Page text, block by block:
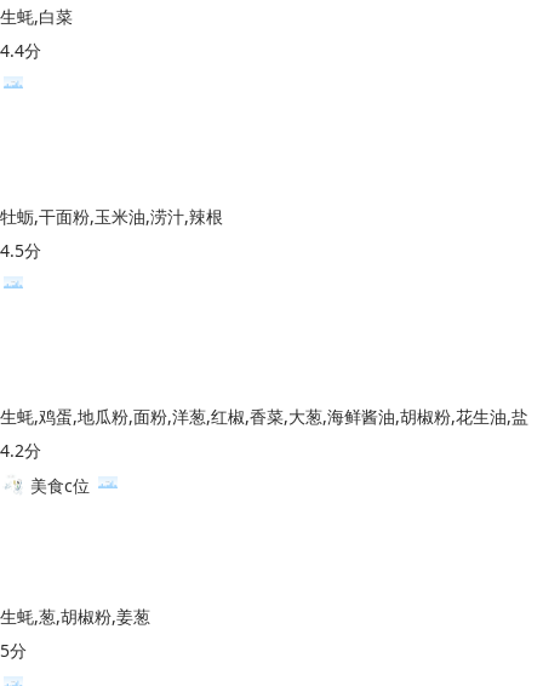
生蚝,白菜
4.4分
牡蛎,干面粉,玉米油,涝汁,辣根
4.5分
生蚝,鸡蛋,地瓜粉,面粉,洋葱,红椒,香菜,大葱,海鲜酱油,胡椒粉,花生油,盐
4.2分
美食c位
生蚝,葱,胡椒粉,姜葱
5分